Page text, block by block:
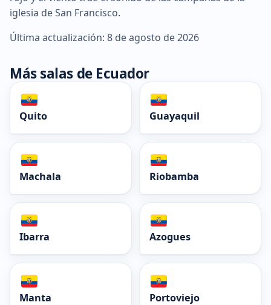
iglesia de San Francisco.
Última actualización: 8 de agosto de 2026
Más salas de Ecuador
Quito Guayaquil
Machala Riobamba
Ibarra Azogues
Manta Portoviejo